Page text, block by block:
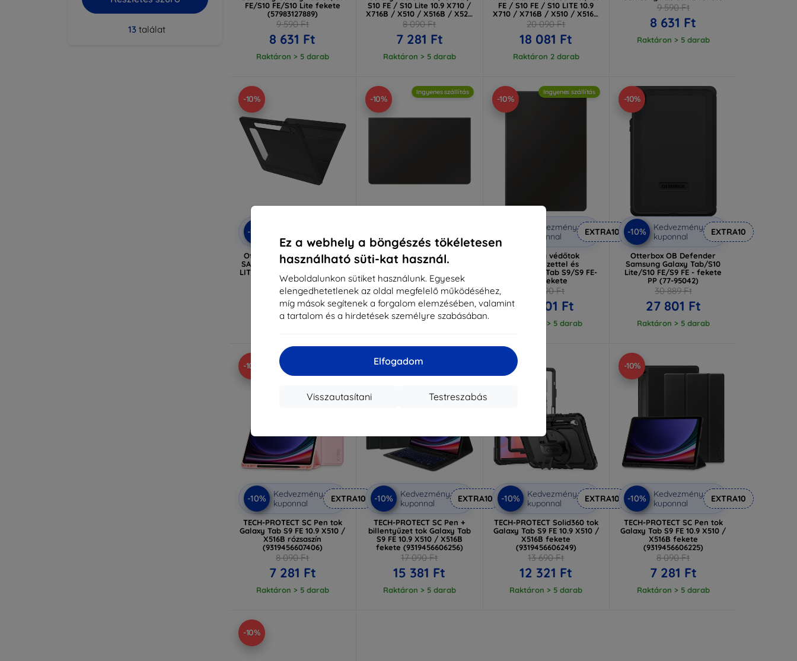
Ez a webhely a böngészés tökéletesen
használható süti-kat használ.
Weboldalunkon sütiket használunk. Egyesek
elengedhetetlenek az oldal megfelelő működéséhez,
míg mások segítenek a forgalom elemzésében, valamint
a tartalom és a hirdetések személyre szabásában.
Elfogadom
Testreszabás
Visszautasítani
13találat
FE/S10 FE/S10 Lite fekete
(57983127889)
9 590 Ft
8 631 Ft
Raktáron > 5 darab
S10 FE / S10 Lite 10.9 X710 /
X716B / X510 / X516B / X520
/ X526 / X400 / X406B
Szürke (5906302332731)
8 090 Ft
7 281 Ft
Raktáron > 5 darab
FE / S10 FE / S10 LITE 10.9
X710 / X716B / X510 / X516B
/ X520 / X526 / X400 /
X406B FEKETE
(843439159655)
20 090 Ft
18 081 Ft
Raktáron 2 darab
9 590 Ft
8 631 Ft
Raktáron > 5 darab
-10%
-10%
kuponnal
Otterbox OB REACT FOLIO
SAMSUNG GALAXY/TAB S10
LITE/S10 FE/S9 FE fekete PP
(77-95374)
15 590 Ft
14 031 Ft
Raktáron > 5 darab
-10%
Ingyenes szállítás
kuponnal
Samsung védőtok
billentyűzettel Tab S9/S9 FE
48 490 Ft
43 641 Ft
Raktáron > 5 darab
-10%
Ingyenes szállítás
Kedvezmény
kuponnal
EXTRA10
Samsung védőtok
billentyűzettel és
érintőpaddal Tab S9/S9 FE-
hez, fekete
64 890 Ft
58 401 Ft
Raktáron > 5 darab
-10%
-10%
Kedvezmény
kuponnal
EXTRA10
Otterbox OB Defender
Samsung Galaxy Tab/S10
Lite/S10 FE/S9 FE - fekete
PP (77-95042)
30 889 Ft
27 801 Ft
Raktáron > 5 darab
-10%
-10%
Kedvezmény
kuponnal
EXTRA10
TECH-PROTECT SC Pen tok
Galaxy Tab S9 FE 10.9 X510 /
X516B rózsaszín
(9319456607406)
8 090 Ft
7 281 Ft
Raktáron > 5 darab
-10%
-10%
Kedvezmény
kuponnal
EXTRA10
TECH-PROTECT SC Pen +
billentyűzet tok Galaxy Tab
S9 FE 10.9 X510 / X516B
fekete (9319456606256)
17 090 Ft
15 381 Ft
Raktáron > 5 darab
-10%
Kedvezmény
kuponnal
EXTRA10
TECH-PROTECT Solid360 tok
Galaxy Tab S9 FE 10.9 X510 /
X516B fekete
(9319456606249)
13 690 Ft
12 321 Ft
Raktáron > 5 darab
-10%
-10%
Kedvezmény
kuponnal
EXTRA10
TECH-PROTECT SC Pen tok
Galaxy Tab S9 FE 10.9 X510 /
X516B fekete
(9319456606225)
8 090 Ft
7 281 Ft
Raktáron > 5 darab
-10%